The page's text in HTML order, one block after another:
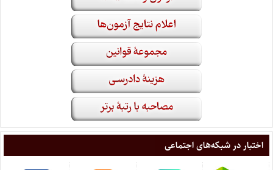
اختبار در شبکه‌های اجتماعی